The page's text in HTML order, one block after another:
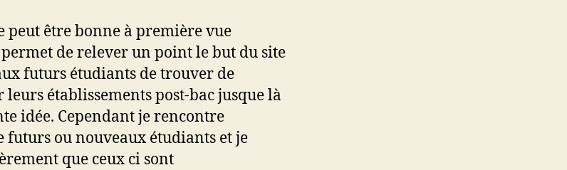
peut être bonne à première vue
de relever un point le but du site
futurs étudiants de trouver de
établissements post-bac jusque là
idée. Cependant je rencontre
futurs ou nouveaux étudiants et je
que ceux ci sont